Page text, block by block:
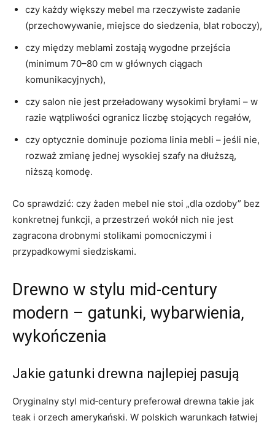
czy każdy większy mebel ma rzeczywiste zadanie
(przechowywanie, miejsce do siedzenia, blat roboczy),
czy między meblami zostają wygodne przejścia
(minimum 70–80 cm w głównych ciągach
komunikacyjnych),
czy salon nie jest przeładowany wysokimi bryłami – w
razie wątpliwości ogranicz liczbę stojących regałów,
czy optycznie dominuje pozioma linia mebli – jeśli nie,
rozważ zmianę jednej wysokiej szafy na dłuższą,
niższą komodę.
Co sprawdzić: czy żaden mebel nie stoi „dla ozdoby” bez
konkretnej funkcji, a przestrzeń wokół nich nie jest
zagracona drobnymi stolikami pomocniczymi i
przypadkowymi siedziskami.
Drewno w stylu mid‑century
modern – gatunki, wybarwienia,
wykończenia
Jakie gatunki drewna najlepiej pasują
Oryginalny styl mid‑century preferował drewna takie jak
teak i orzech amerykański. W polskich warunkach łatwiej